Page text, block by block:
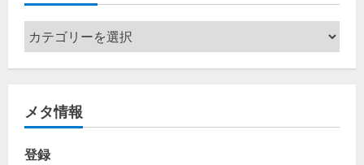
カ
テ
ゴ
ー
メタ情報
登録